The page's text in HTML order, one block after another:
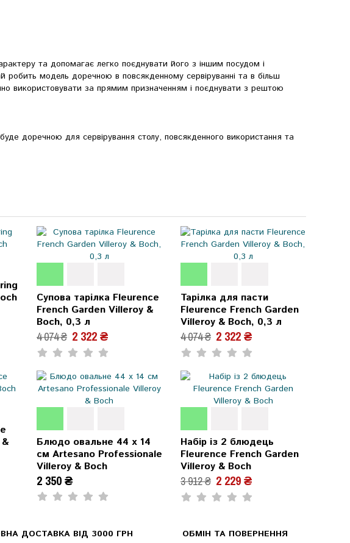
та допомагає легко поєднувати його з іншим посудом і
робить модель доречною в повсякденному сервіруванні та в більш
використовувати за прямим призначенням і поєднувати з рештою
буде доречною для сервірування столу, повсякденного використання та
Супова тарілка Fleurence
French Garden Villeroy &
Boch, 0,3 л
4 074 ₴ 2 322 ₴
Тарілка для пасти
Fleurence French Garden
Villeroy & Boch, 0,3 л
4 074 ₴ 2 322 ₴
Блюдо овальне 44 х 14
см Artesano Professionale
Villeroy & Boch
2 350 ₴
Набір із 2 блюдець
Fleurence French Garden
Villeroy & Boch
3 912 ₴ 2 229 ₴
ДОСТАВКА ВІД 3000 ГРН ОБМІН ТА ПОВЕРНЕННЯ